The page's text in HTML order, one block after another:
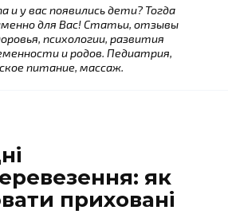
и у вас появились дети? Тогда
для Вас! Статьи, отзывы
психологии, развития
и родов. Педиатрия,
питание, массаж.
як
приховані